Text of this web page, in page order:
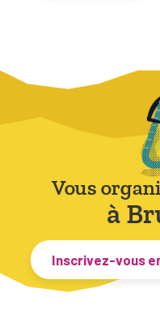
Vous
à
Inscrivez-vous